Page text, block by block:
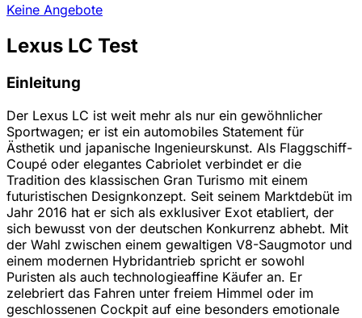
Keine Angebote
Lexus LC Test
Einleitung
Der Lexus LC ist weit mehr als nur ein gewöhnlicher
Sportwagen; er ist ein automobiles Statement für
Ästhetik und japanische Ingenieurskunst. Als Flaggschiff-
Coupé oder elegantes Cabriolet verbindet er die
Tradition des klassischen Gran Turismo mit einem
futuristischen Designkonzept. Seit seinem Marktdebüt im
Jahr 2016 hat er sich als exklusiver Exot etabliert, der
sich bewusst von der deutschen Konkurrenz abhebt. Mit
der Wahl zwischen einem gewaltigen V8-Saugmotor und
einem modernen Hybridantrieb spricht er sowohl
Puristen als auch technologieaffine Käufer an. Er
zelebriert das Fahren unter freiem Himmel oder im
geschlossenen Cockpit auf eine besonders emotionale